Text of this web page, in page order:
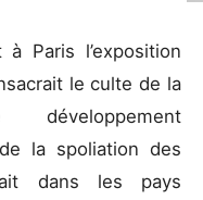
Paris l’exposition
le culte de la
la spoliation des
dans les pays